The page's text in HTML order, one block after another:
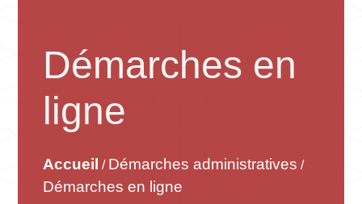
Démarches en
ligne
Accueil / Démarches administratives /
Démarches en ligne